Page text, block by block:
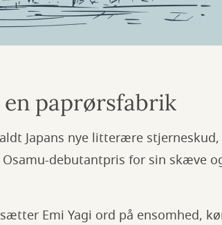
paprørsfabrik
Japans nye litterære
Osamu-debutantpris for sin skæve
Emi Yagi ord på ensomhed,